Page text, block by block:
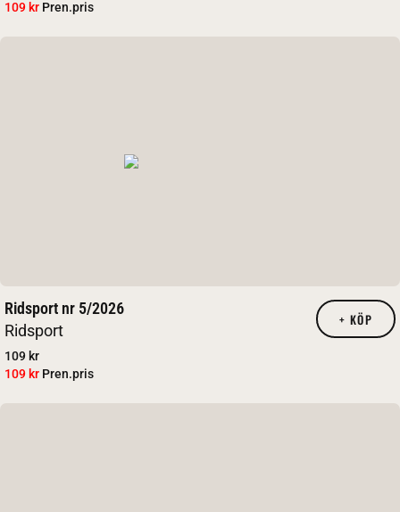
109 kr Pren.pris
Ridsport nr 5/2026
Ridsport
109 kr
109 kr Pren.pris
+ KÖP